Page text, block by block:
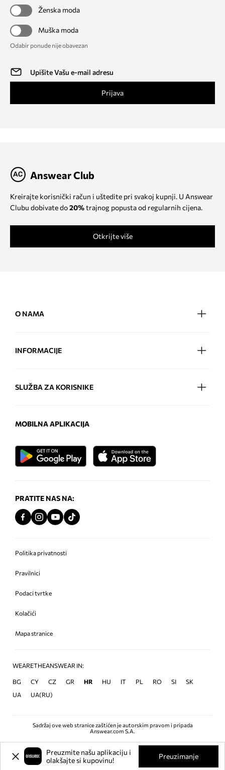
Ženska moda
Muška moda
Odabir ponude nije obavezan
Prijava
Answear Club
Kreirajte korisnički račun i uštedite pri svakoj kupnji. U Answear
Clubu dobivate do20%trajnog popusta od regularnih cijena.
Otkrijte više
O NAMA
INFORMACIJE
SLUŽBA ZA KORISNIKE
MOBILNA APLIKACIJA
PRATITE NAS NA:
Politika privatnosti
Pravilnici
Podaci tvrtke
Kolačići
Mapa stranice
WEARETHEANSWEAR IN:
BG CY CZ GR HR HU IT PL RO SI
SK
UA
UA(RU)
Sadržaj ove web stranice zaštićen je autorskim pravom i pripada
Answear.com S.A.
Preuzmite našu aplikaciju i
olakšajte si kupovinu!
Preuzimanje